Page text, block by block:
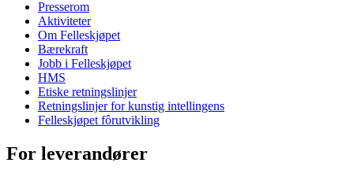
Presserom
Aktiviteter
Om Felleskjøpet
Bærekraft
Jobb i Felleskjøpet
HMS
Etiske retningslinjer
Retningslinjer for kunstig intellingens
Felleskjøpet fôrutvikling
For leverandører